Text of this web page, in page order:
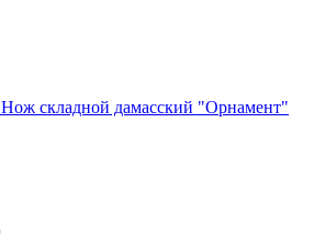
Нож складной дамасский "Орнамент"